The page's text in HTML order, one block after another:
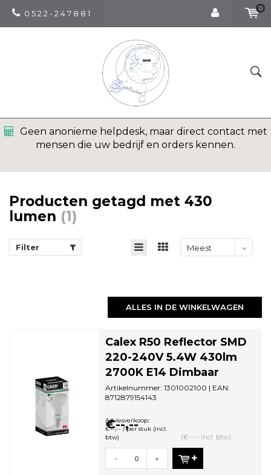
0 5 2 2 - 2 4 7 8 8 1
0
Geen anonieme helpdesk, maar direct contact met
mensen die uw bedrijf en orders kennen.
Producten getagd met 430
lumen (1)
Filter
Meest
ALLES IN DE WINKELWAGEN
Calex R50 Reflector SMD
220-240V 5.4W 430lm
2700K E14 Dimbaar
Artikelnummer: 1301002100 | EAN:
8712879154143
€--,--
Adviesverkoop:
€--,-- / per stuk (incl.
btw)
(€--,-- incl. btw)
- +